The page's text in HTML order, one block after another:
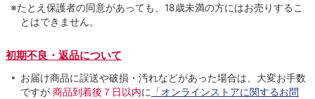
※たとえ保護者の同意があっても、18歳未満の方にはお売りするこ
とはできません。
初期不良・返品について
お届け商品に誤送や破損・汚れなどがあった場合は、大変お手数
ですが 商品到着後７日以内に 「オンラインストアに関するお問